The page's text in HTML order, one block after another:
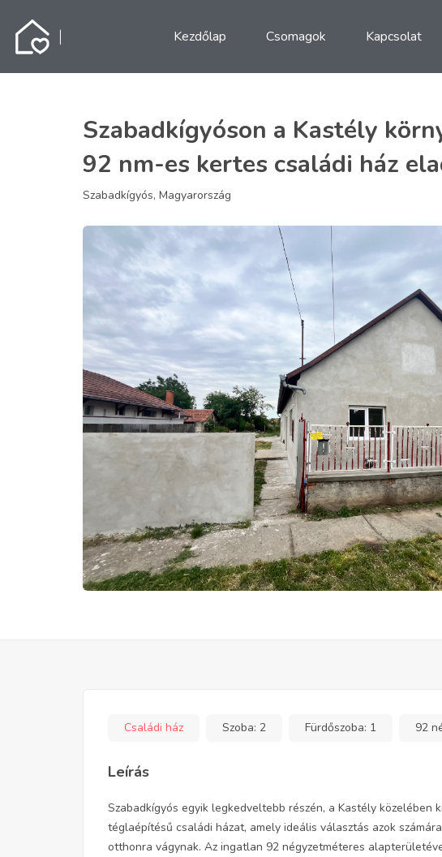
Kezdőlap Csomagok Kapcsolat
Szabadkígyóson a Kastély
92 nm-es kertes családi ház
Szabadkígyós, Magyarország
Családi ház Szoba: 2 Fürdőszoba: 1 92
Leírás
Szabadkígyós egyik legkedveltebb részén, a Kastély
téglaépítésű családi házat, amely ideális választás azok
otthonra vágynak. Az ingatlan 92 négyzetméteres